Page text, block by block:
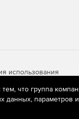
использования
(информационные
что группа
данных, параметров